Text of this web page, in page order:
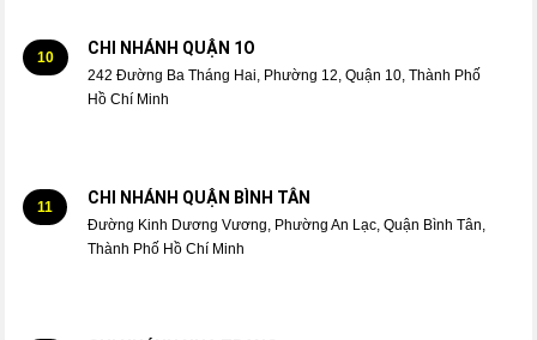
10 CHI NHÁNH QUẬN 1O
242 Đường Ba Tháng Hai, Phường 12, Quận 10, Thành Phố
Hồ Chí Minh
11 CHI NHÁNH QUẬN BÌNH TÂN
Đường Kinh Dương Vương, Phường An Lạc, Quận Bình Tân,
Thành Phố Hồ Chí Minh